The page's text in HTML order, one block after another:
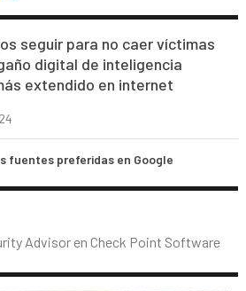
seguir para no caer víctimas
digital de inteligencia
extendido en internet
fuentes preferidas en Google
Advisor en Check Point Software